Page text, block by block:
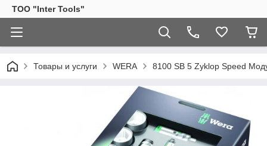
ТОО "Inter Tools"
Товары и услуги WERA 8100 SB 5 Zyklop Speed